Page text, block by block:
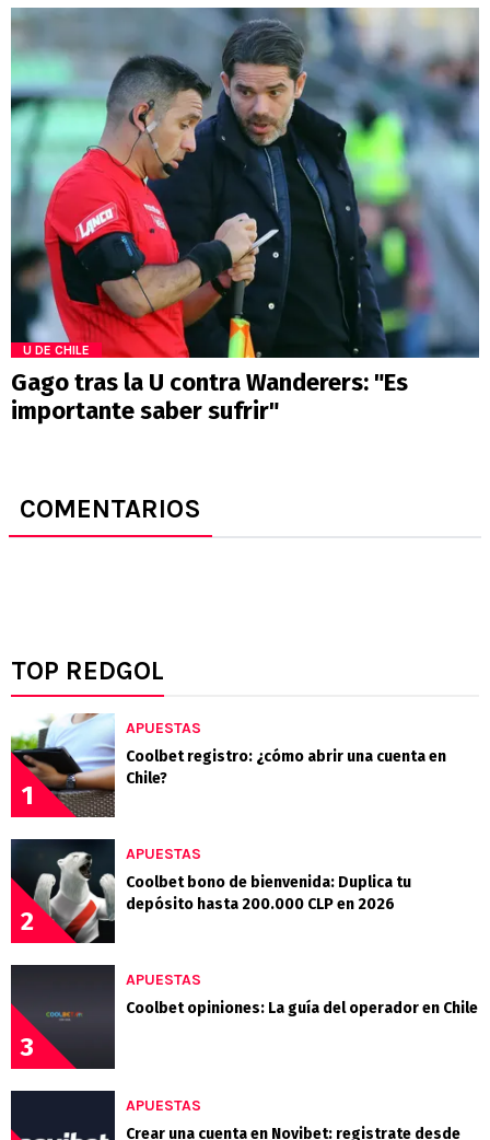
U DE CHILE
Gago tras la U contra Wanderers: "Es
importante saber sufrir"
COMENTARIOS
TOP REDGOL
1
APUESTAS
Coolbet registro: ¿cómo abrir una cuenta en
Chile?
2
APUESTAS
Coolbet bono de bienvenida: Duplica tu
depósito hasta 200.000 CLP en 2026
3
APUESTAS
Coolbet opiniones: La guía del operador en Chile
APUESTAS
Crear una cuenta en Novibet: registrate desde